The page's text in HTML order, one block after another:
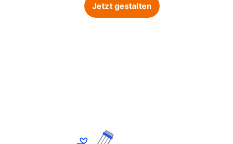
Jetzt gestalten